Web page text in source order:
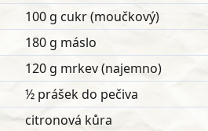
100 g cukr (moučkový)
180 g máslo
120 g mrkev (najemno)
½ prášek do pečiva
citronová kůra